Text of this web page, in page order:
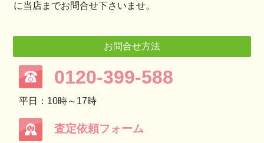
に当店までお問合せ下さいませ。
お問合せ方法
0120-399-588
平日：10時～17時
査定依頼フォーム